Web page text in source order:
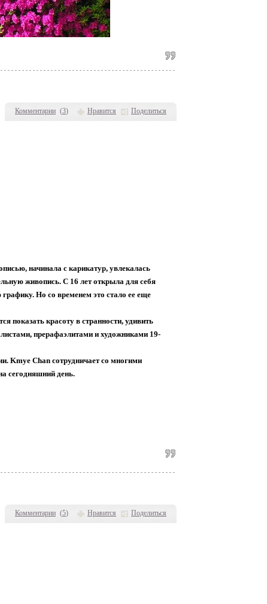
Комментарии (3) Нравится Поделиться
Комментарии (5) Нравится Поделиться
начинала с карикатур, увлекалась
живопись. С 16 лет открыла для себя
Но со временем это стало ее еще
показать красоту в странности, удивить
прерафаэлитами и художниками 19-
Kmye Chan сотрудничает со многими
сегодняшний день.